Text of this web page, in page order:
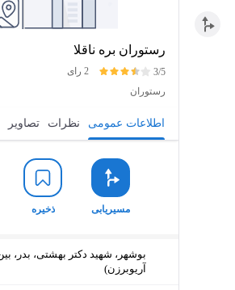
رستوران بره ناقلا
3/5
2 رای
رستوران
اطلاعات عمومی نظرات تصاویر
مسیریابی ذخیره
آریوبرزن)